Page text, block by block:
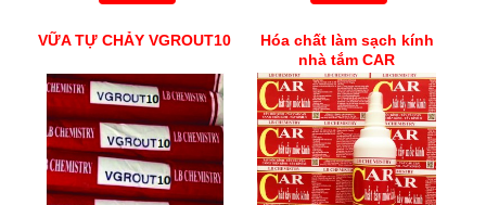
VỮA TỰ CHẢY VGROUT10
Hóa chất làm sạch kính
nhà tắm CAR